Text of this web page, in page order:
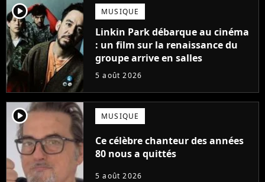
player2 MUSIQUE
Linkin Park débarque au cinéma
: un film sur la renaissance du
groupe arrive en salles
5 août 2026
player2 MUSIQUE
Ce célèbre chanteur des années
80 nous a quittés
5 août 2026